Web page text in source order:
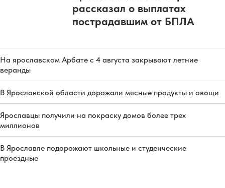
рассказал о выплатах
пострадавшим от БПЛА
На ярославском Арбате с 4 августа закрывают летние
веранды
В Ярославской области дорожали мясные продукты и овощи
Ярославцы получили на покраску домов более трех
миллионов
В Ярославле подорожают школьные и студенческие
проездные